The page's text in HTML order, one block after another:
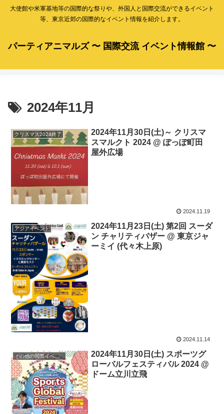
大使館や米軍基地等の国際的な祭りや、外国人と国際交流ができるイベント
等、東京近郊の国際的なイベント情報を紹介します。
パーティアニマルズ 〜 国際交流 イベント情報館 〜
2024年11月
クリスマス2024終了
2024年11月30日(土)～ クリスマ
スマルクト 2024 @ ぽっぽ町田
屋外広場
2024.11.19
アジアイベント
2024年11月23日(土) 第2回 スーダ
ン チャリティバザー @ 東京ジャ
ーミイ (代々木上原)
2024.11.14
その他の国際イベント
2024年11月30日(土) スポーツグ
ローバルフェスティバル 2024 @
ドーム立川立飛